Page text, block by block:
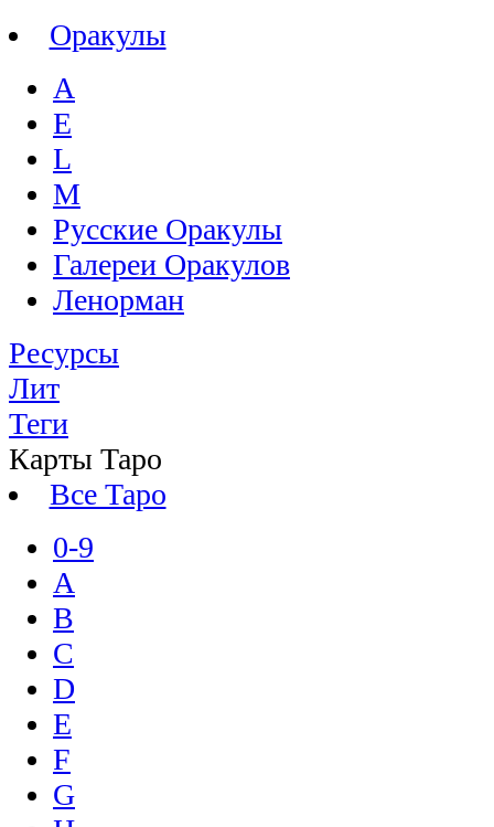
Оракулы
A
E
L
M
Русские Оракулы
Галереи Оракулов
Ленорман
Ресурсы
Лит
Теги
Карты Таро
Все Таро
0-9
A
B
C
D
E
F
G